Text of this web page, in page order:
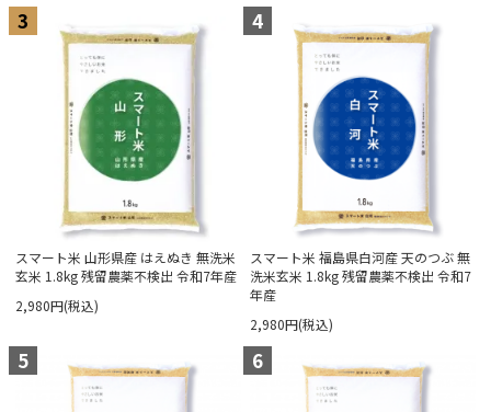
3
スマート米 山形県産 はえぬき 無洗米
玄米 1.8kg 残留農薬不検出 令和7年産
2,980円(税込)
4
スマート米 福島県白河産 天のつぶ 無
洗米玄米 1.8kg 残留農薬不検出 令和7
年産
2,980円(税込)
5 6